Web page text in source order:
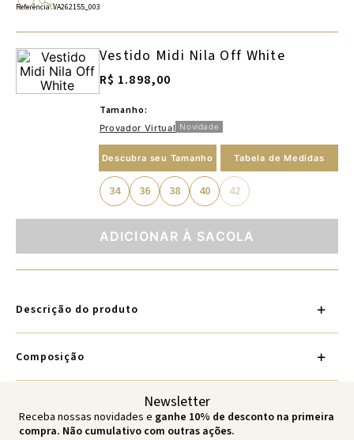
Referência:VA262155_003
Vestido Midi Nila Off White
R$ 1.898,00
Tamanho:
Provador Virtual Novidade
Descubra seu Tamanho Tabela de Medidas
34 36 38 40 42
ADICIONAR À SACOLA
Descrição do produto
Composição
Newsletter
Receba nossas novidades e ganhe 10% de desconto na primeira
compra. Não cumulativo com outras ações.